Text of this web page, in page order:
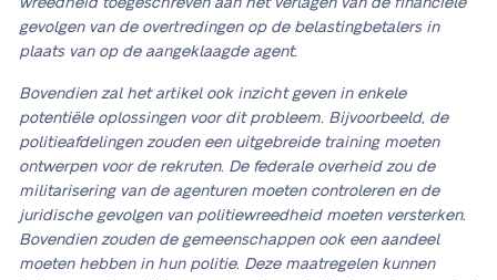
wreedheid toegeschreven aan het verlagen van de financiële
gevolgen van de overtredingen op de belastingbetalers in
plaats van op de aangeklaagde agent.
Bovendien zal het artikel ook inzicht geven in enkele
potentiële oplossingen voor dit probleem. Bijvoorbeeld, de
politieafdelingen zouden een uitgebreide training moeten
ontwerpen voor de rekruten. De federale overheid zou de
militarisering van de agenturen moeten controleren en de
juridische gevolgen van politiewreedheid moeten versterken.
Bovendien zouden de gemeenschappen ook een aandeel
moeten hebben in hun politie. Deze maatregelen kunnen